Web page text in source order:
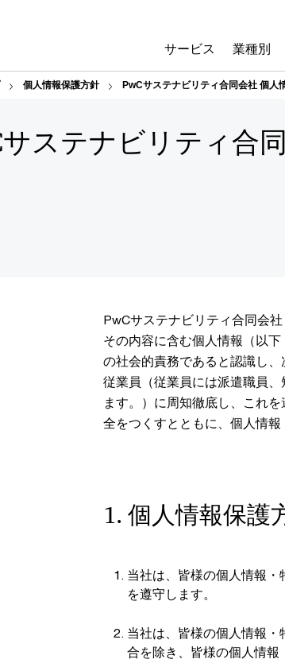
サービス 業種別
個人情報保護方針 PwCサステナビリティ合同会社 個人
サステナビリティ合
PwCサステナビリティ合同会
その内容に含む個人情報（以
の社会的責務であると認識し
従業員（従業員には派遣職員
ます。）に周知徹底し、これ
全をつくすとともに、個人情報
1. 個人情報保護
当社は、皆様の個人情報
を遵守します。
当社は、皆様の個人情報
合を除き、皆様の個人情